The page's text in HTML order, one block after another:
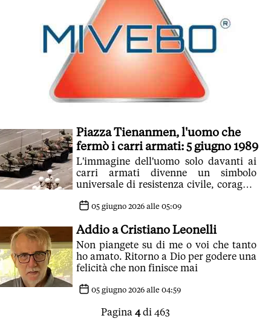
Piazza Tienanmen, l'uomo che
fermò i carri armati: 5 giugno 1989
L'immagine dell'uomo solo davanti ai
carri armati divenne un simbolo
universale di resistenza civile, coraggio
al potere
05 giugno 2026 alle 05:09
Addio a Cristiano Leonelli
Non piangete su di me o voi che tanto
ho amato. Ritorno a Dio per godere una
felicità che non finisce mai
05 giugno 2026 alle 04:59
Pagina 4di 463